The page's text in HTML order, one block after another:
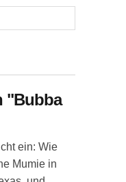
"Bubba
ein: Wie
Mumie in